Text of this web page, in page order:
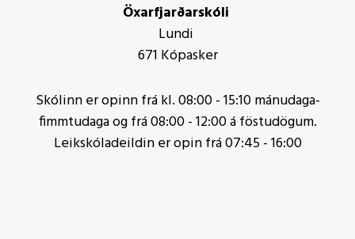
Öxarfjarðarskóli
Lundi
671 Kópasker
Skólinn er opinn frá kl. 08:00 - 15:10 mánudaga-
fimmtudaga og frá 08:00 - 12:00 á föstudögum.
Leikskóladeildin er opin frá 07:45 - 16:00